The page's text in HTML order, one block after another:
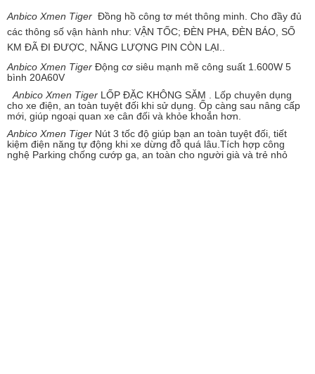
Anbico Xmen Tiger Đồng hồ công tơ mét thông minh. Cho đầy đủ
các thông số vận hành như: VẬN TỐC; ĐÈN PHA, ĐÈN BÁO, SỐ
KM ĐÃ ĐI ĐƯỢC, NĂNG LƯỢNG PIN CÒN LẠI..
Anbico Xmen Tiger Động cơ siêu mạnh mẽ công suất 1.600W 5
bình 20A60V
Anbico Xmen Tiger LỐP ĐẶC KHÔNG SĂM . Lốp chuyên dụng
cho xe điện, an toàn tuyệt đối khi sử dụng. Ốp càng sau nâng cấp
mới, giúp ngoại quan xe cân đối và khỏe khoắn hơn.
Anbico Xmen Tiger Nút 3 tốc độ giúp bạn an toàn tuyệt đối, tiết
kiệm điện năng tự động khi xe dừng đỗ quá lâu.Tích hợp công
nghệ Parking chống cướp ga, an toàn cho người già và trẻ nhỏ